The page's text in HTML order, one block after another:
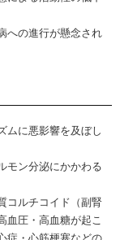
への進行が懸念され
ムに悪影響を及ぼし
モン分泌にかかわる
コルチコイド（副腎
血圧・高血糖が起こ